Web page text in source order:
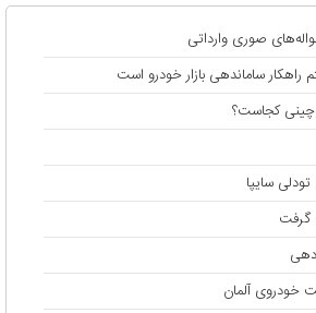
صوری وارداتی
راهکار ساماندهی بازار خودرو است
چینی کجاست؟
گرفت
خودروی آلمان